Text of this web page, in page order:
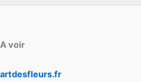
A voir
artdesfleurs.fr